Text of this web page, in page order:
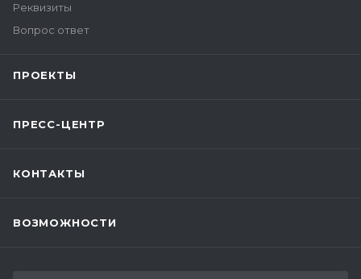
Реквизиты
Вопрос ответ
ПРОЕКТЫ
ПРЕСС-ЦЕНТР
КОНТАКТЫ
ВОЗМОЖНОСТИ